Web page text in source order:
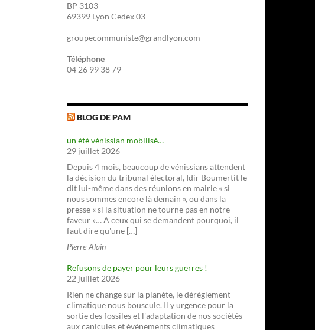
BP 3103
69399 Lyon Cedex 03
groupecommuniste@grandlyon.com
Téléphone
04 26 99 38 79
BLOG DE PAM
un été vénissian mobilisé…
29 juillet 2026
Depuis 4 mois, beaucoup de vénissians attendent
la décision du tribunal électoral, Idir Boumertit le
dit lui-même dans des réunions en mairie « si
nous sommes encore là demain », ou dans la
presse « si la situation ne tourne pas en notre
faveur »… A ceux qui se demandent pourquoi, il
faut dire qu'une […]
Pierre-Alain
Refusons de payer pour leurs guerres !
22 juillet 2026
Rien ne change sur la planète, le dérèglement
climatique nous bouscule. Il y urgence pour la
sortie des fossiles et l'adaptation de nos sociétés
aux canicules et événements climatiques